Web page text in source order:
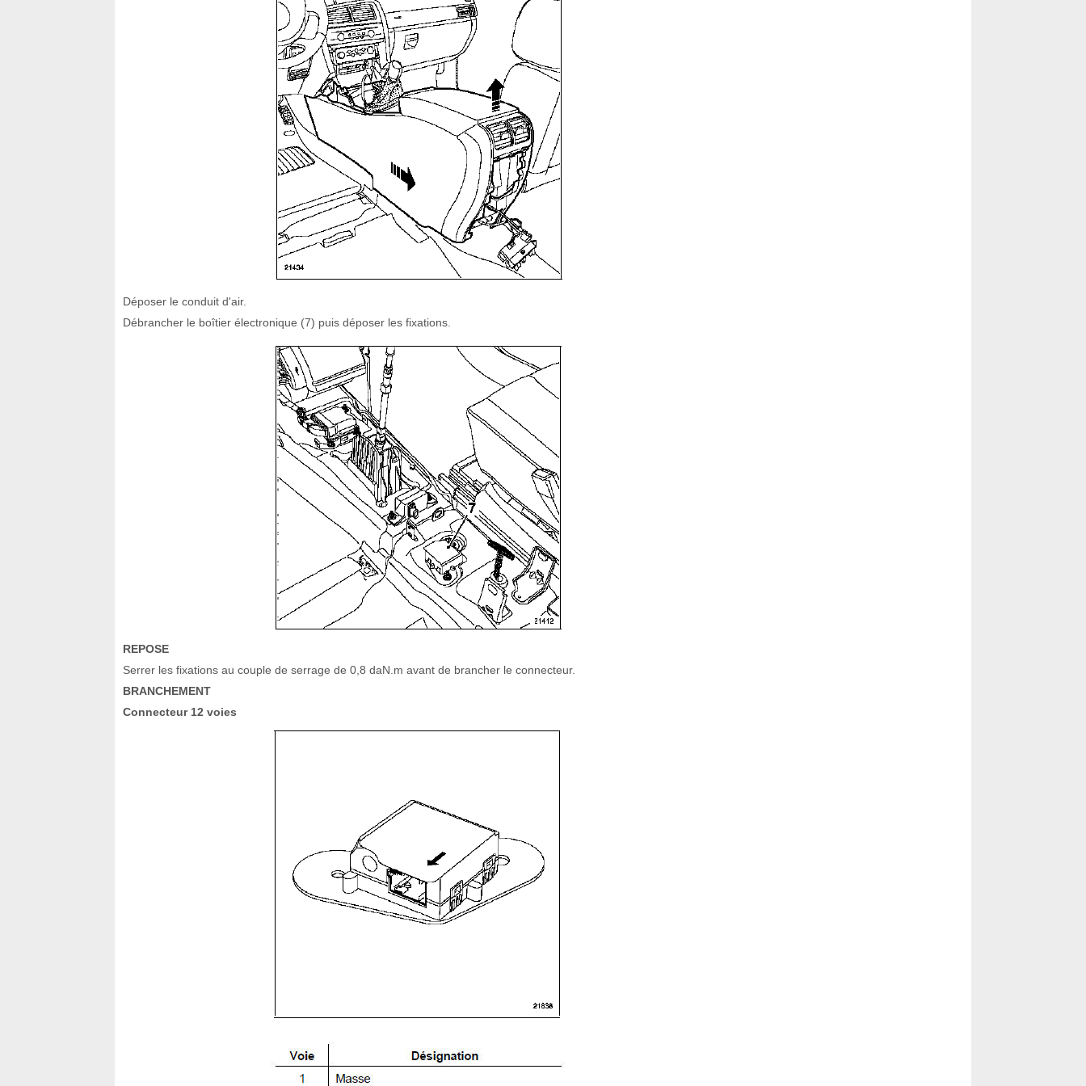
Déposer le conduit d'air.
Débrancher le boîtier électronique (7) puis déposer les fixations.
REPOSE
Serrer les fixations au couple de serrage de 0,8 daN.m avant de brancher le connecteur.
BRANCHEMENT
Connecteur 12 voies